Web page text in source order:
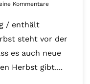
Kommentare
/ enthält
steht vor der
es auch neue
Herbst gibt....